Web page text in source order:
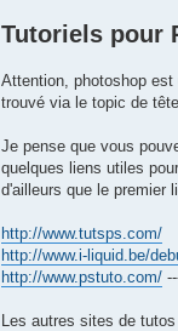
Tutoriels pour
Attention, photoshop est
trouvé via le topic de
Je pense que vous
quelques liens utiles
d'ailleurs que le premier
http://www.tutsps.com/
http://www.i-liquid.be/
http://www.pstuto.com/
Les autres sites de